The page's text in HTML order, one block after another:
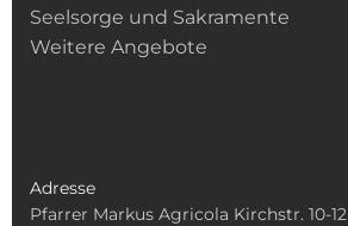
Seelsorge und Sakramente
Weitere Angebote
Adresse
Pfarrer Markus Agricola Kirchstr. 10-12